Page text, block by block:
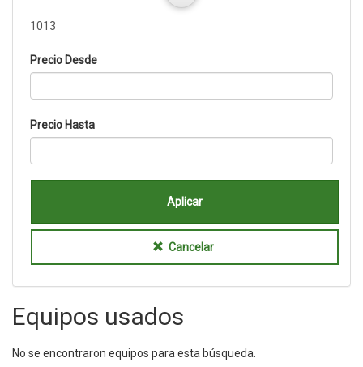
1013
Precio Desde
Precio Hasta
Aplicar
Cancelar
Equipos usados
No se encontraron equipos para esta búsqueda.